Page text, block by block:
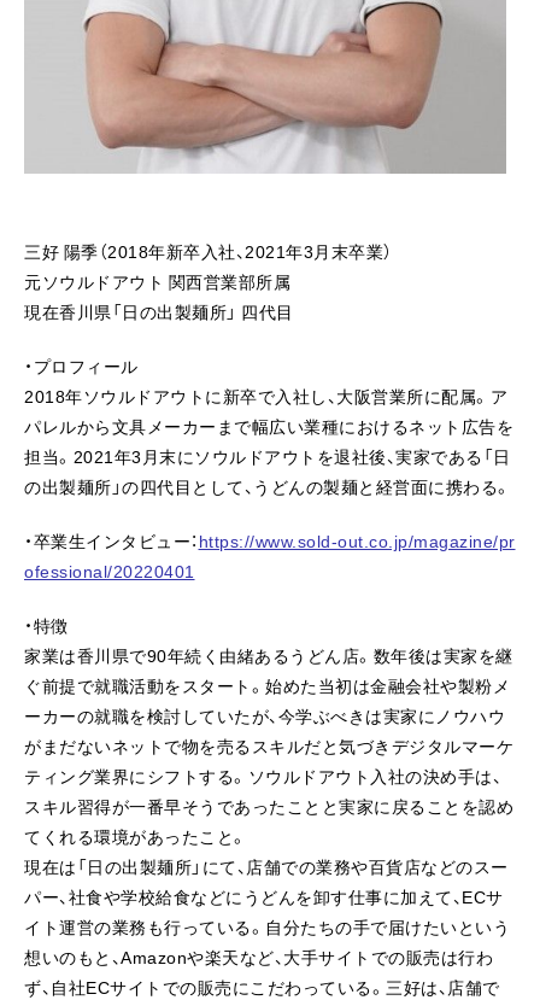
三好 陽季（2018年新卒入社、2021年3月末卒業）
元ソウルドアウト 関西営業部所属
現在香川県「日の出製麺所」 四代目
・プロフィール
2018年ソウルドアウトに新卒で入社し、大阪営業所に配属。ア
パレルから文具メーカーまで幅広い業種におけるネット広告を
担当。2021年3月末にソウルドアウトを退社後、実家である「日
の出製麺所」の四代目として、うどんの製麺と経営面に携わる。
・卒業生インタビュー： https://www.sold-out.co.jp/magazine/pr
ofessional/20220401
・特徴
家業は香川県で90年続く由緒あるうどん店。数年後は実家を継
ぐ前提で就職活動をスタート。始めた当初は金融会社や製粉メ
ーカーの就職を検討していたが、今学ぶべきは実家にノウハウ
がまだないネットで物を売るスキルだと気づきデジタルマーケ
ティング業界にシフトする。ソウルドアウト入社の決め手は、
スキル習得が一番早そうであったことと実家に戻ることを認め
てくれる環境があったこと。
現在は「日の出製麺所」にて、店舗での業務や百貨店などのスー
パー、社食や学校給食などにうどんを卸す仕事に加えて、ECサ
イト運営の業務も行っている。自分たちの手で届けたいという
想いのもと、Amazonや楽天など、大手サイトでの販売は行わ
ず、自社ECサイトでの販売にこだわっている。三好は、店舗で